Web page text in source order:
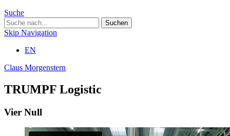
Suche
Skip Navigation
EN
Claus Morgenstern
TRUMPF Logistic
Vier Null